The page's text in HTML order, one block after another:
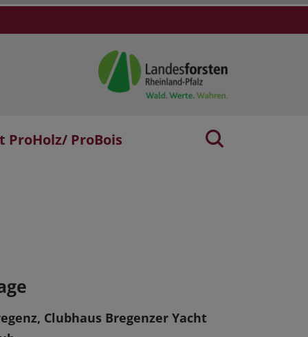
ProBois
Clubhaus Bregenzer Yacht